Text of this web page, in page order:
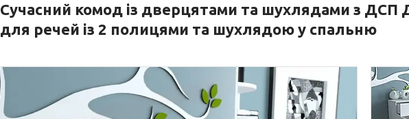
Сучасний комод із дверцятами та шухлядами з ДСП
для речей із 2 полицями та шухлядою у спальню